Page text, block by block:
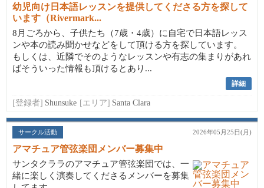
幼児向け日本語レッスンを提供してくださる方を探して
います（Rivermark...
8月ごろから、子供たち（7歳・4歳）に自宅で日本語レッス
ンや本の読み聞かせなどをして頂ける方を探しています。
もしくは、近隣でそのようなレッスンや有志の集まりがあれ
ばそういった情報も頂けるとあり...
詳細
[登録者] Shunsuke [エリア] Santa Clara
サークル活動 2026年05月25日(月)
アマチュア管弦楽団メンバー募集中
サンタクララのアマチュア管弦楽団では、一
緒に楽しく演奏してくださるメンバーを募集